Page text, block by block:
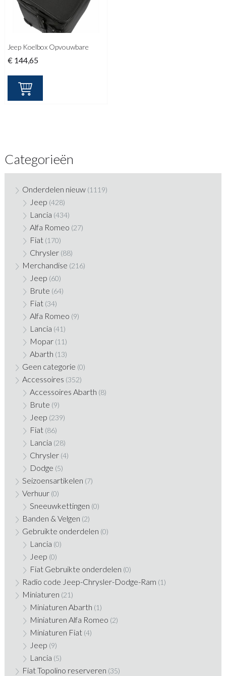
Jeep Koelbox Opvouwbare
€ 144,65
Categorieën
Onderdelen nieuw (1119)
Jeep (428)
Lancia (434)
Alfa Romeo (27)
Fiat (170)
Chrysler (88)
Merchandise (216)
Jeep (60)
Brute (64)
Fiat (34)
Alfa Romeo (9)
Lancia (41)
Mopar (11)
Abarth (13)
Geen categorie (0)
Accessoires (352)
Accessoires Abarth (8)
Brute (9)
Jeep (239)
Fiat (86)
Lancia (28)
Chrysler (4)
Dodge (5)
Seizoensartikelen (7)
Verhuur (0)
Sneeuwkettingen (0)
Banden & Velgen (2)
Gebruikte onderdelen (0)
Lancia (0)
Jeep (0)
Fiat Gebruikte onderdelen (0)
Radio code Jeep-Chrysler-Dodge-Ram (1)
Miniaturen (21)
Miniaturen Abarth (1)
Miniaturen Alfa Romeo (2)
Miniaturen Fiat (4)
Jeep (9)
Lancia (5)
Fiat Topolino reserveren (35)